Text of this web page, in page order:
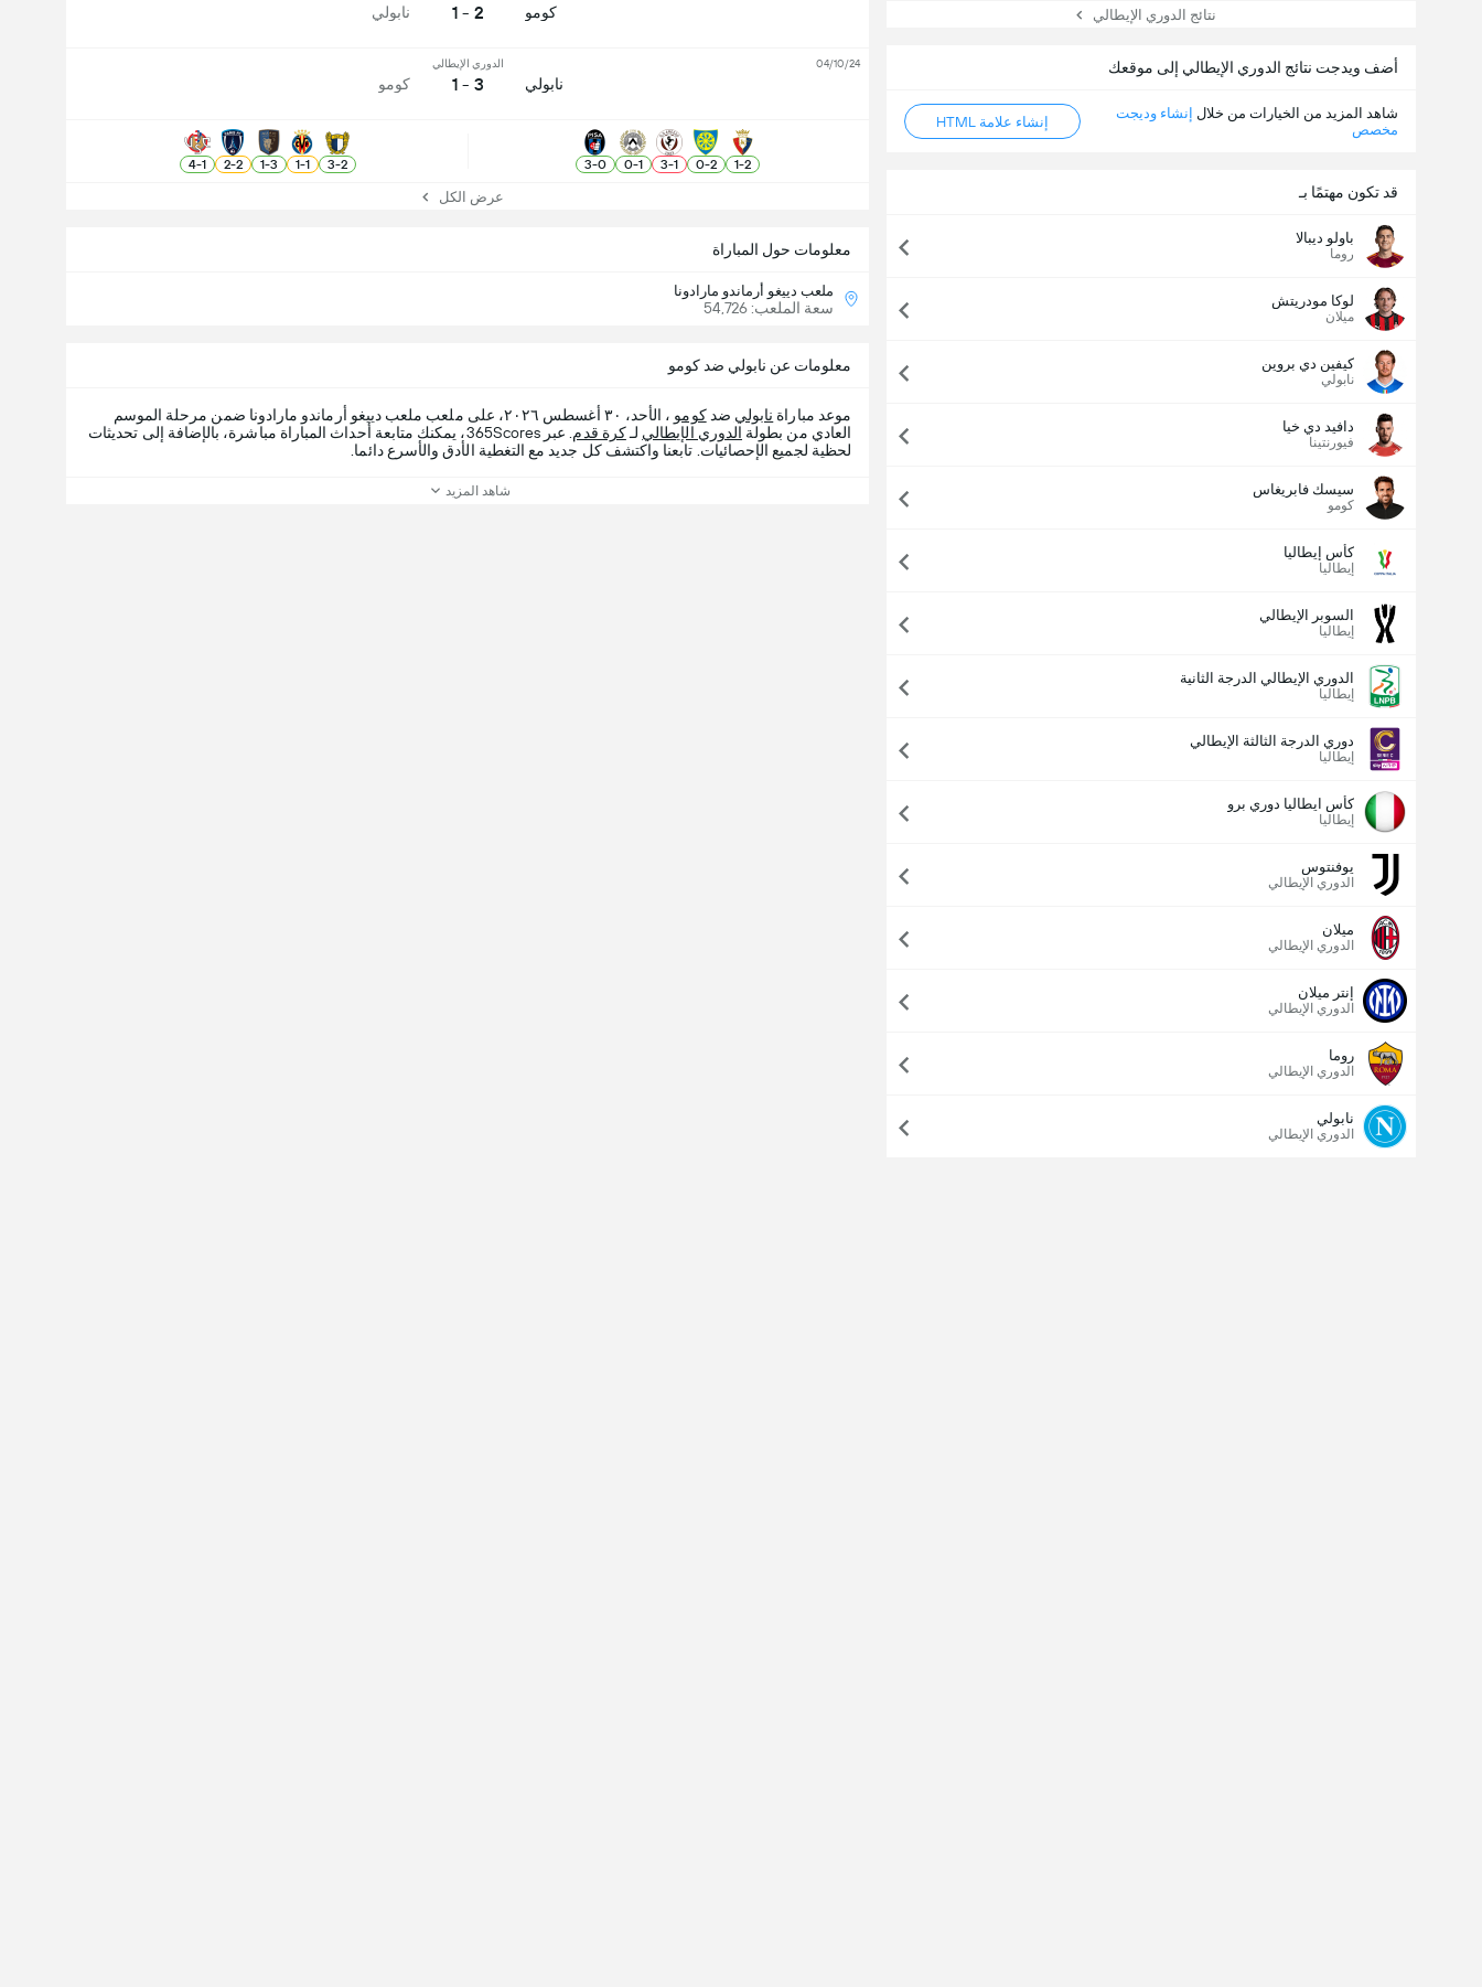
نتائج الدوري الإيطالي
أضف ويدجت نتائج الدوري الإيطالي إلى موقعك
شاهد المزيد من الخيارات من خلال إنشاء وديجت
مخصص
إنشاء علامة HTML
قد تكون مهتمًا بـ
باولو ديبالا
روما
لوكا مودريتش
ميلان
كيفين دي بروين
نابولي
دافيد دي خيا
فيورنتينا
سيسك فابريغاس
كومو
كأس إيطاليا
إيطاليا
السوبر الإيطالي
إيطاليا
الدوري الإيطالي الدرجة الثانية
إيطاليا
دوري الدرجة الثالثة الإيطالي
إيطاليا
كأس ايطاليا دوري برو
إيطاليا
يوفنتوس
الدوري الإيطالي
ميلان
الدوري الإيطالي
إنتر ميلان
الدوري الإيطالي
روما
الدوري الإيطالي
نابولي
الدوري الإيطالي
معلومات حول المباراة
ملعب دييغو أرماندو مارادونا
سعة الملعب: 54,726
كومو 2 - 1 نابولي
نابولي
الدوري الإيطالي
3 - 1 كومو
04/10/24
2
-
1
2
-
0
1
-
3
1
-
0
0
-
3
2
-
3
1
-
1
3
-
1
2
-
2
1
-
4
عرض الكل
معلومات عن نابولي ضد كومو
موعد مباراة نابولي ضدكومو
، الأحد، ٣٠ أغسطس ٢٠٢٦، على ملعب ملعب دييغو أرماندو مارادونا ضمن مرحلة الموسم
العادي من بطولة الدوري الإيطالي لـكرة قدم
. عبر 365Scores، يمكنك متابعة أحداث المباراة مباشرة، بالإضافة إلى تحديثات
لحظية لجميع الإحصائيات. تابعنا واكتشف كل جديد مع التغطية الأدق والأسرع دائما.
شاهد المزيد